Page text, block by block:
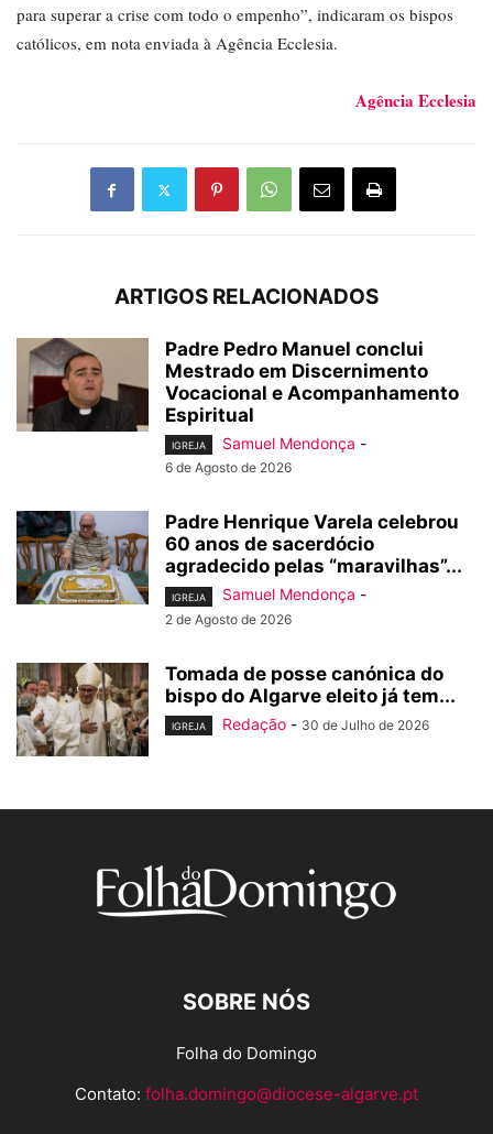
para superar a crise com todo o empenho”, indicaram os bispos
católicos, em nota enviada à Agência Ecclesia.
Agência Ecclesia
ARTIGOS RELACIONADOS
Padre Pedro Manuel conclui
Mestrado em Discernimento
Vocacional e Acompanhamento
Espiritual
IGREJA Samuel Mendonça -
6 de Agosto de 2026
Padre Henrique Varela celebrou
60 anos de sacerdócio
agradecido pelas “maravilhas”...
IGREJA Samuel Mendonça -
2 de Agosto de 2026
Tomada de posse canónica do
bispo do Algarve eleito já tem...
IGREJA Redação - 30 de Julho de 2026
SOBRE NÓS
Folha do Domingo
Contato: folha.domingo@diocese-algarve.pt